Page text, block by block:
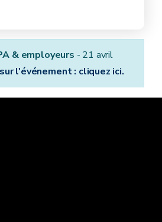
& employeurs - 21 avril
l'événement : cliquez ici.